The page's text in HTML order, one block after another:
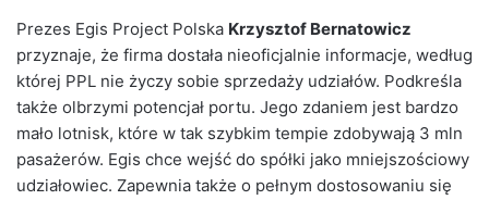
Prezes Egis Project Polska Krzysztof Bernatowicz
przyznaje, że firma dostała nieoficjalnie informacje, według
której PPL nie życzy sobie sprzedaży udziałów. Podkreśla
także olbrzymi potencjał portu. Jego zdaniem jest bardzo
mało lotnisk, które w tak szybkim tempie zdobywają 3 mln
pasażerów. Egis chce wejść do spółki jako mniejszościowy
udziałowiec. Zapewnia także o pełnym dostosowaniu się